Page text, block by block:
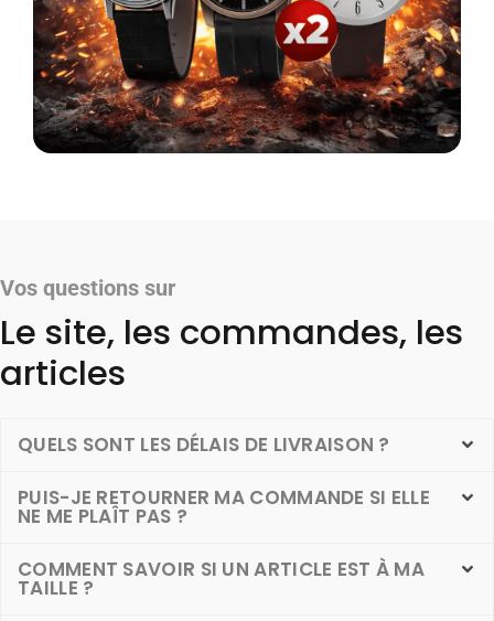
Vos questions sur
Le site, les commandes, les
articles
QUELS SONT LES DÉLAIS DE LIVRAISON ?
PUIS-JE RETOURNER MA COMMANDE SI ELLE
NE ME PLAÎT PAS ?
COMMENT SAVOIR SI UN ARTICLE EST À MA
TAILLE ?